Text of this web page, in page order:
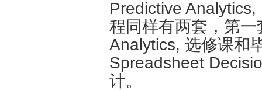
Predictive
程同样有两套，第
Analytics, 选修课和
Spreadsheet
计。